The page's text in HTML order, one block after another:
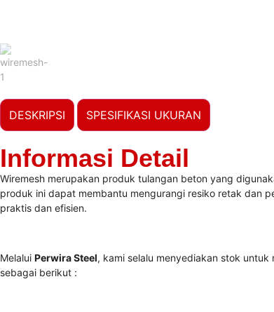
DESKRIPSI SPESIFIKASI UKURAN
Informasi Detail
Wiremesh merupakan produk tulangan beton yang
produk ini dapat membantu mengurangi resiko retak dan
praktis dan efisien.
Melalui Perwira Steel, kami selalu menyediakan stok
sebagai berikut :